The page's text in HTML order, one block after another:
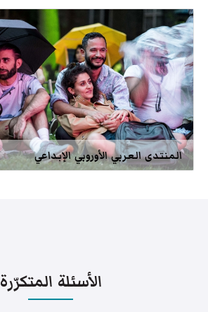
المنتدى العربي الأوروبي الإبداعي
الأسئلة المتكرّرة